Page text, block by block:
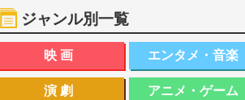
ジャンル別一覧
映画 エンタメ・音楽
演劇 アニメ・ゲーム